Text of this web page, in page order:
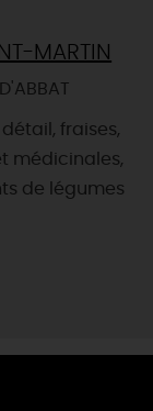
MARTIN
fraises,
médicinales,
de légumes